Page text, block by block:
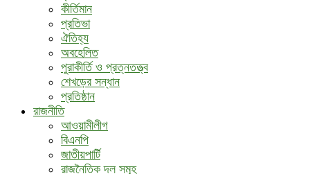
কীর্তিমান
প্রতিভা
ঐতিহ্য
অবহেলিত
পুরাকীর্তি ও প্রত্নতত্ত্ব
শেখড়ের সন্ধান
প্রতিষ্ঠান
রাজনীতি
আওয়ামীলীগ
বিএনপি
জাতীয়পার্টি
রাজনৈতিক দল সমূহ